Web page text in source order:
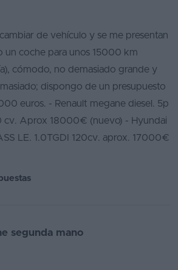
de vehículo y se me presentan
un coche para unos 15000 km
cómodo, no demasiado grande y
dispongo de un presupuesto
euros. - Renault megane diesel. 5p
cv. Aprox 18000€ (nuevo) - Hyundai
LE. 1.0TGDI 120cv. aprox. 17000€
segunda mano